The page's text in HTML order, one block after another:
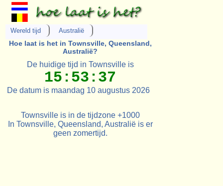
Wereld tijd Australië
Hoe laat is het in Townsville, Queensland,
Australië?
De huidige tijd in Townsville is
15:53:37
De datum is maandag 10 augustus 2026
Townsville is in de tijdzone +1000
In Townsville, Queensland, Australië is er
geen zomertijd.